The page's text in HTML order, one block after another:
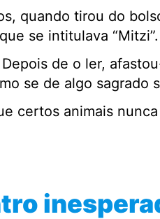
quando tirou do
se intitulava “Mitzi”.
de o ler,
se de algo sagrado
certos animais